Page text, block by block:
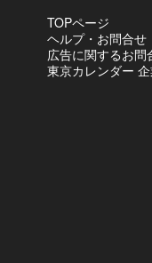
TOPページ
ヘルプ・お問合せ
広告に関するお問
東京カレンダー